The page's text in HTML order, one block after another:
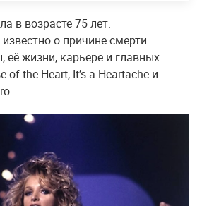
в возрасте 75 лет.
о причине смерти
её жизни, карьере и главных
of the Heart, It’s a Heartache и